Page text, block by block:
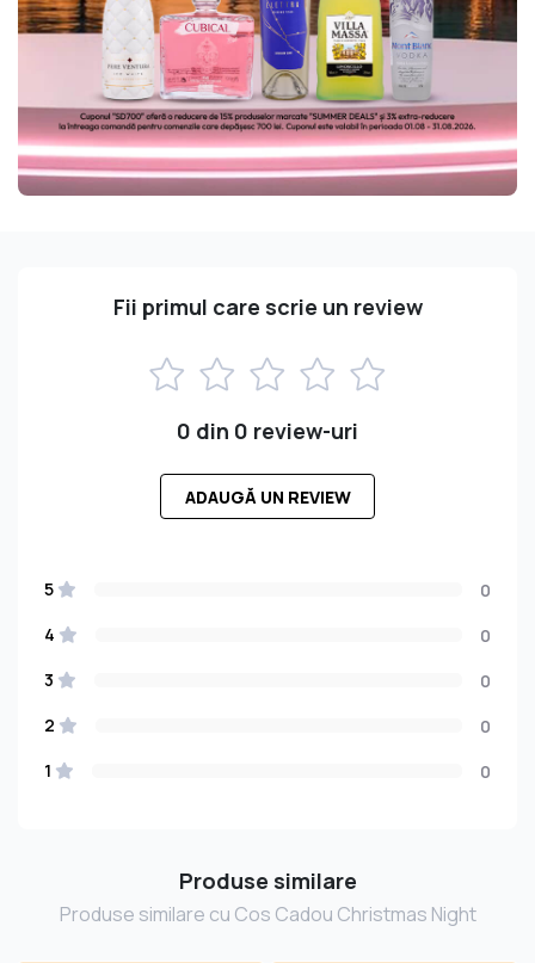
Fii primul care scrie un review
0 din 0 review-uri
ADAUGĂ UN REVIEW
5
0
4
0
3
0
2
0
1
0
Produse similare
Produse similare cu Cos Cadou Christmas Night